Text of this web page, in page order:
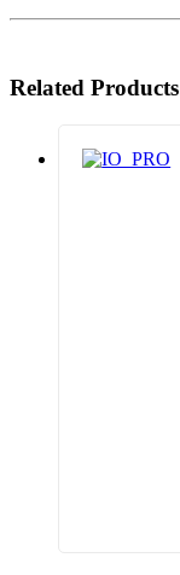
Related Products